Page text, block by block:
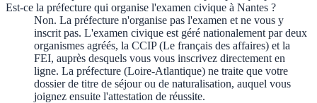
Est-ce la préfecture qui organise l'examen civique à Nantes ?
Non. La préfecture n'organise pas l'examen et ne vous y
inscrit pas. L'examen civique est géré nationalement par deux
organismes agréés, la CCIP (Le français des affaires) et la
FEI, auprès desquels vous vous inscrivez directement en
ligne. La préfecture (Loire-Atlantique) ne traite que votre
dossier de titre de séjour ou de naturalisation, auquel vous
joignez ensuite l'attestation de réussite.